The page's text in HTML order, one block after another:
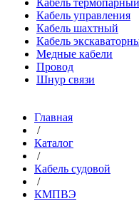
Кабель термопарный
Кабель управления
Кабель шахтный
Кабель
Медные кабели
Провод
Шнур связи
Главная
/
Каталог
/
Кабель судовой
/
КМПВЭ